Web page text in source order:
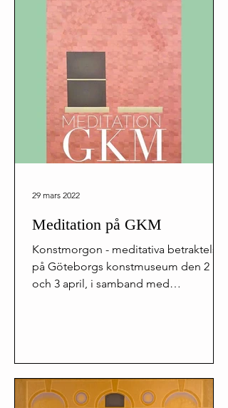
Meditation på GKM
Konstmorgon - meditativa betraktelser
på Göteborgs konstmuseum den 2
och 3 april, i samband med
29 mars 2022